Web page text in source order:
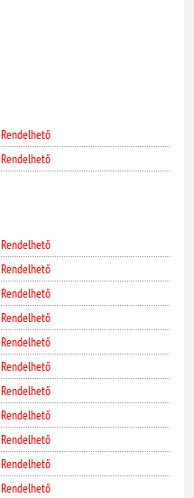
Rendelhető
Rendelhető
Rendelhető
Rendelhető
Rendelhető
Rendelhető
Rendelhető
Rendelhető
Rendelhető
Rendelhető
Rendelhető
Rendelhető
Rendelhető